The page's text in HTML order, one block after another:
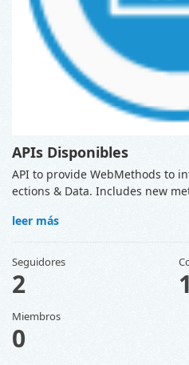
APIs Disponibles
API to provide WebMethods to
ections & Data. Includes new
leer más
Seguidores
2 1
Miembros
0